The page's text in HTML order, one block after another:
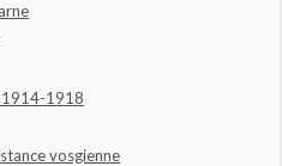
1914-1918
vosgienne